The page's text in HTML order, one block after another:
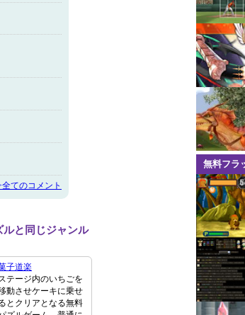
全てのコメント
ルと同じジャンル
子道楽
テージ内のいちごを
動させケーキに乗せ
とクリアとなる無料
無料フラ